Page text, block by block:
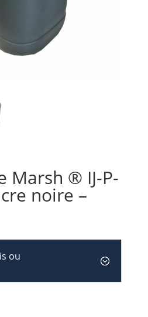
Marsh ® IJ-P-
noire –
ou